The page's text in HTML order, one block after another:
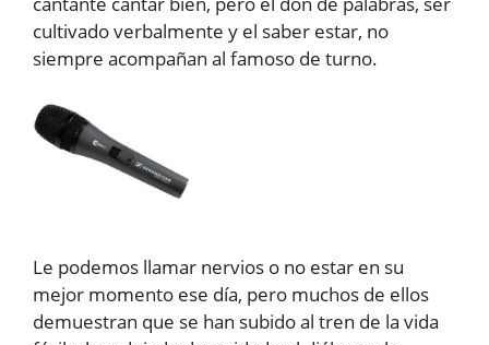
cultivado verbalmente y el saber estar, no
siempre acompañan al famoso de turno.
Le podemos llamar nervios o no estar en su
mejor momento ese día, pero muchos de ellos
demuestran que se han subido al tren de la vida